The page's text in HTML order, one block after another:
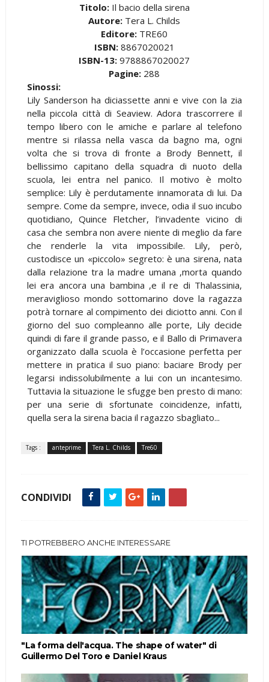
Titolo: Il bacio della sirena
Autore: Tera L. Childs
Editore: TRE60
ISBN:8867020021
ISBN-13:9788867020027
Pagine: 288
Sinossi:
Lily Sanderson ha diciassette anni e vive con la zia
nella piccola città di Seaview. Adora trascorrere il
tempo libero con le amiche e parlare al telefono
mentre si rilassa nella vasca da bagno ma, ogni
volta che si trova di fronte a Brody Bennett, il
bellissimo capitano della squadra di nuoto della
scuola, lei entra nel panico. Il motivo è molto
semplice: Lily è perdutamente innamorata di lui. Da
sempre. Come da sempre, invece, odia il suo incubo
quotidiano, Quince Fletcher, l’invadente vicino di
casa che sembra non avere niente di meglio da fare
che renderle la vita impossibile. Lily, però,
custodisce un «piccolo» segreto: è una sirena, nata
dalla relazione tra la madre umana ,morta quando
lei era ancora una bambina ,e il re di Thalassinia,
meraviglioso mondo sottomarino dove la ragazza
potrà tornare al compimento dei diciotto anni. Con il
giorno del suo compleanno alle porte, Lily decide
quindi di fare il grande passo, e il Ballo di Primavera
organizzato dalla scuola è l’occasione perfetta per
mettere in pratica il suo piano: baciare Brody per
legarsi indissolubilmente a lui con un incantesimo.
Tuttavia la situazione le sfugge ben presto di mano:
per una serie di sfortunate coincidenze, infatti,
quella sera la sirena bacia il ragazzo sbagliato...
Tags : anteprime Tera L. Childs Tre60
CONDIVIDI
TI POTREBBERO ANCHE INTERESSARE
"La forma dell'acqua. The shape of water" di
Guillermo Del Toro e Daniel Kraus